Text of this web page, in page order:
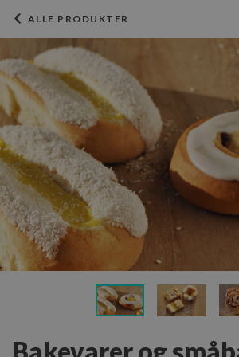
ALLE PRODUKTER
Bakevarer og